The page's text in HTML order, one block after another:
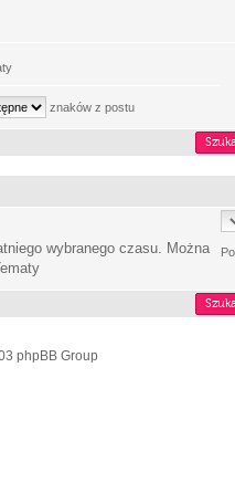
znaków z postu
wybranego czasu. Można
phpBB Group